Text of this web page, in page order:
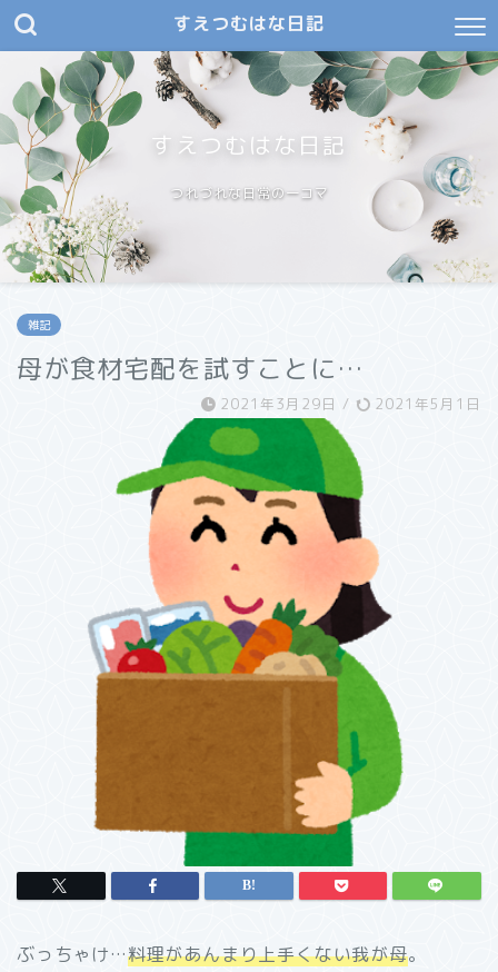
すえつむはな日記
すえつむはな日記
つれづれな日常の一コマ
雑記
母が食材宅配を試すことに…
2021年3月29日 / 2021年5月1日
ぶっちゃけ…料理があんまり上手くない我が母。